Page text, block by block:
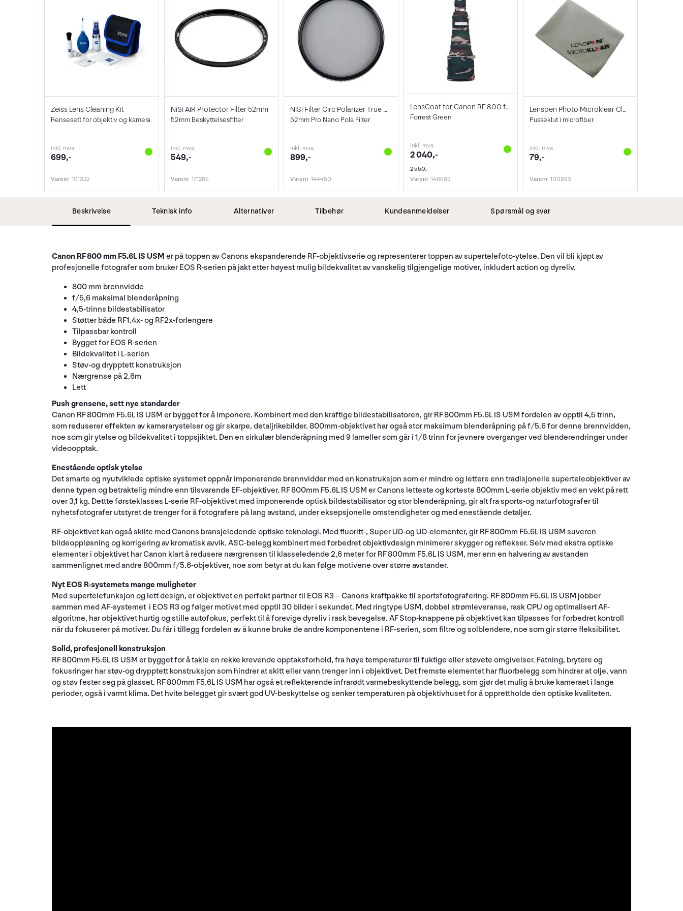
Zeiss Lens Cleaning Kit
Rensesett for objektiv og kamera
inkl. mva
699,-
Varenr 101322
NiSi AIR Protector Filter 52mm
52mm Beskyttelsesfilter
inkl. mva
549,-
Varenr 171285
NiSi Filter Circ Polarizer True Color 52
52mm Pro Nano Pola Filter
inkl. mva
899,-
Varenr 144450
LensCoat for Canon RF 800 f/5.6 IS
Forrest Green
inkl. mva
2 040,-
2 550,-
Varenr 148963
Lenspen Photo Microklear Cloth
Pusseklut i microfiber
inkl. mva
79,-
Varenr 100893
Beskrivelse Teknisk info Alternativer Tilbehør Kundeanmeldelser Spørsmål og svar
Canon RF 800 mm F5.6L IS USM er på toppen av Canons ekspanderende RF-objektivserie og representerer toppen av supertelefoto-ytelse. Den vil bli kjøpt av
profesjonelle fotografer som bruker EOS R-serien på jakt etter høyest mulig bildekvalitet av vanskelig tilgjengelige motiver, inkludert action og dyreliv.
800 mm brennvidde
f/5,6 maksimal blenderåpning
4,5-trinns bildestabilisator
Støtter både RF1.4x- og RF2x-forlengere
Tilpassbar kontroll
Bygget for EOS R-serien
Bildekvalitet i L-serien
Støv-og drypptett konstruksjon
Nærgrense på 2,6m
Lett
Push grensene, sett nye standarder
Canon RF 800mm F5.6L IS USM er bygget for å imponere. Kombinert med den kraftige bildestabilisatoren, gir RF 800mm F5.6L IS USM fordelen av opptil 4,5 trinn,
som reduserer effekten av kamerarystelser og gir skarpe, detaljrikebilder. 800mm-objektivet har også stor maksimum blenderåpning på f/5.6 for denne brennvidden,
noe som gir ytelse og bildekvalitet i toppsjiktet. Den en sirkulær blenderåpning med 9 lameller som går i 1/8 trinn for jevnere overganger ved blenderendringer under
videoopptak.
Enestående optisk ytelse
Det smarte og nyutviklede optiske systemet oppnår imponerende brennvidder med en konstruksjon som er mindre og lettere enn tradisjonelle superteleobjektiver av
denne typen og betraktelig mindre enn tilsvarende EF-objektiver. RF 800mm F5.6L IS USM er Canons letteste og korteste 800mm L-serie objektiv med en vekt på rett
over 3,1 kg. Dettte førsteklasses L-serie RF-objektivet med imponerende optisk bildestabilisator og stor blenderåpning, gir alt fra sports-og naturfotografer til
nyhetsfotografer utstyret de trenger for å fotografere på lang avstand, under eksepsjonelle omstendigheter og med enestående detaljer.
RF-objektivet kan også skilte med Canons bransjeledende optiske teknologi. Med fluoritt-, Super UD-og UD-elementer, gir RF 800mm F5.6L IS USM suveren
bildeoppløsning og korrigering av kromatisk avvik. ASC-belegg kombinert med forbedret objektivdesign minimerer skygger og reflekser. Selv med ekstra optiske
elementer i objektivet har Canon klart å redusere nærgrensen til klasseledende 2,6 meter for RF 800mm F5.6L IS USM, mer enn en halvering av avstanden
sammenlignet med andre 800mm f/5.6-objektiver, noe som betyr at du kan følge motivene over større avstander.
Nyt EOS R-systemets mange muligheter
Med supertelefunksjon og lett design, er objektivet en perfekt partner til EOS R3 – Canons kraftpakke til sportsfotografering. RF 800mm F5.6L IS USM jobber
sammen med AF-systemet i EOS R3 og følger motivet med opptil 30 bilder i sekundet. Med ringtype USM, dobbel strømleveranse, rask CPU og optimalisert AF-
algoritme, har objektivet hurtig og stille autofokus, perfekt til å forevige dyreliv i rask bevegelse. AF Stop-knappene på objektivet kan tilpasses for forbedret kontroll
når du fokuserer på motiver. Du får i tillegg fordelen av å kunne bruke de andre komponentene i RF-serien, som filtre og solblendere, noe som gir større fleksibilitet.
Solid, profesjonell konstruksjon
RF 800mm F5.6L IS USM er bygget for å takle en rekke krevende opptaksforhold, fra høye temperaturer til fuktige eller støvete omgivelser. Fatning, brytere og
fokusringer har støv-og drypptett konstruksjon som hindrer at skitt eller vann trenger inn i objektivet. Det fremste elementet har fluorbelegg som hindrer at olje, vann
og støv fester seg på glasset. RF 800mm F5.6L IS USM har også et reflekterende infrarødt varmebeskyttende belegg, som gjør det mulig å bruke kameraet i lange
perioder, også i varmt klima. Det hvite belegget gir svært god UV-beskyttelse og senker temperaturen på objektivhuset for å opprettholde den optiske kvaliteten.